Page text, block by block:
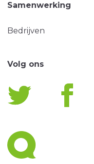
Samenwerking
Bedrijven
Volg ons